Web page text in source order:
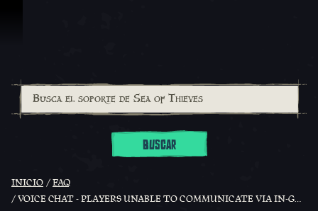
BUSCAR
INICIO
FAQ
VOICE CHAT - PLAYERS UNABLE TO COMMUNICATE VIA IN-GAME VOICE CHAT TO THEIR CREW